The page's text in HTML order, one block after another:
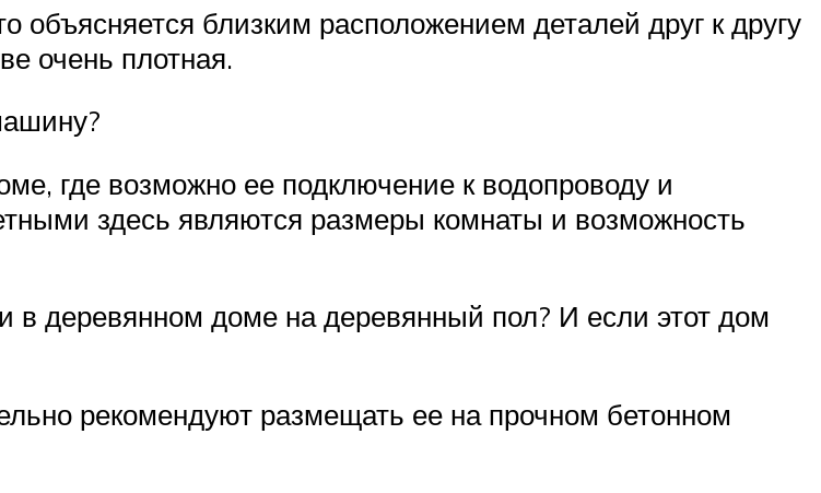
объясняется близким расположением деталей друг к другу
очень плотная.
где возможно ее подключение к водопроводу и
здесь являются размеры комнаты и возможность
деревянном доме на деревянный пол? И если этот дом
рекомендуют размещать ее на прочном бетонном